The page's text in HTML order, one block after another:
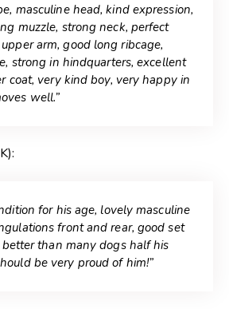
masculine head, kind expression,
muzzle, strong neck, perfect
arm, good long ribcage,
strong in hindquarters, excellent
coat, very kind boy, very happy in
well.”
for his age, lovely masculine
front and rear, good set
than many dogs half his
be very proud of him!”